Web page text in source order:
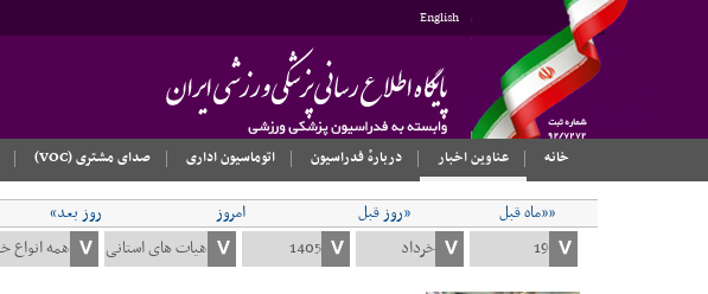
English
خانه
عناوین اخبار دربارهٔ فدراسیون اتوماسیون اداری صدای مشتری (VOC)
««ماه قبل «روز قبل امروز روز بعد»